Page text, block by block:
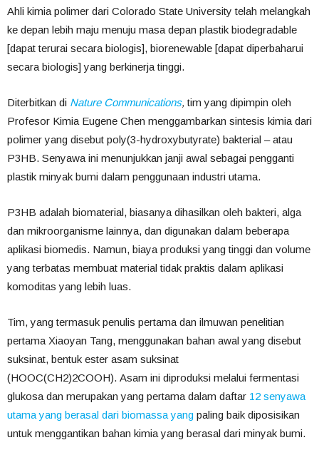
Ahli kimia polimer dari Colorado State University telah melangkah
ke depan lebih maju menuju masa depan plastik biodegradable
[dapat terurai secara biologis], biorenewable [dapat diperbaharui
secara biologis] yang berkinerja tinggi.
Diterbitkan di Nature Communications,tim yang dipimpin oleh
Profesor Kimia Eugene Chen menggambarkan sintesis kimia dari
polimer yang disebut poly(3-hydroxybutyrate) bakterial – atau
P3HB. Senyawa ini menunjukkan janji awal sebagai pengganti
plastik minyak bumi dalam penggunaan industri utama.
P3HB adalah biomaterial, biasanya dihasilkan oleh bakteri, alga
dan mikroorganisme lainnya, dan digunakan dalam beberapa
aplikasi biomedis. Namun, biaya produksi yang tinggi dan volume
yang terbatas membuat material tidak praktis dalam aplikasi
komoditas yang lebih luas.
Tim, yang termasuk penulis pertama dan ilmuwan penelitian
pertama Xiaoyan Tang, menggunakan bahan awal yang disebut
suksinat, bentuk ester asam suksinat
(HOOC(CH2)2COOH). Asam ini diproduksi melalui fermentasi
glukosa dan merupakan yang pertama dalam daftar 12 senyawa
utama yang berasal dari biomassa yang paling baik diposisikan
untuk menggantikan bahan kimia yang berasal dari minyak bumi.